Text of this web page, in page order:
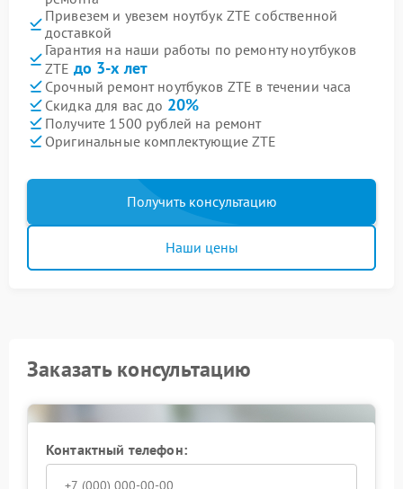
Привезем и увезем ноутбук ZTE собственной
доставкой
Гарантия на наши работы по ремонту ноутбуков
ZTE до 3-х лет
Срочный ремонт ноутбуков ZTE в течении часа
Скидка для вас до 20%
Получите 1500 рублей на ремонт
Оригинальные комплектующие ZTE
Получить консультацию
Наши цены
Заказать консультацию
Контактный телефон: